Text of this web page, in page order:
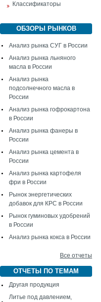
Классификаторы
ОБЗОРЫ РЫНКОВ
Анализ рынка СУГ в России
Анализ рынка льняного
масла в России
Анализ рынка
подсолнечного масла в
России
Анализ рынка гофрокартона
в России
Анализ рынка фанеры в
России
Анализ рынка цемента в
России
Анализ рынка картофеля
фри в России
Рынок энергетических
добавок для КРС в России
Рынок гуминовых удобрений
в России
Анализ рынка кокса в России
Все отчеты
ОТЧЕТЫ ПО ТЕМАМ
Другая продукция
Литье под давлением,